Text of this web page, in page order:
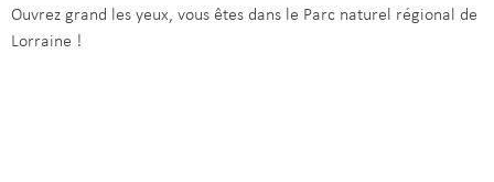
Ouvrez grand les yeux, vous êtes dans le Parc naturel régional de
Lorraine !